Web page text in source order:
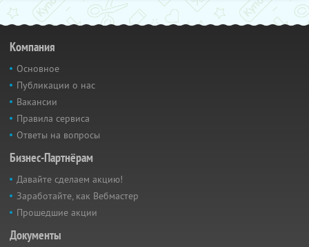
Компания
Основное
Публикации о нас
Вакансии
Правила сервиса
Ответы на вопросы
Бизнес-Партнёрам
Давайте сделаем акцию!
Заработайте, как Вебмастер
Прошедшие акции
Документы